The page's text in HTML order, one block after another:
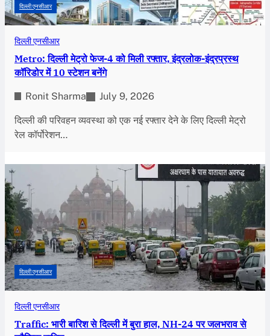
दिल्ली एनसीआर
दिल्ली एनसीआर
Metro: दिल्ली मेट्रो फेज-4 को मिली रफ्तार, इंद्रलोक-इंद्रप्रस्थ
कॉरिडोर में 10 स्टेशन बनेंगे
Ronit Sharma July 9, 2026
दिल्ली की परिवहन व्यवस्था को एक नई रफ्तार देने के लिए दिल्ली मेट्रो
रेल कॉर्पोरेशन…
दिल्ली एनसीआर
दिल्ली एनसीआर
Traffic: भारी बारिश से दिल्ली में बुरा हाल, NH-24 पर जलभराव से